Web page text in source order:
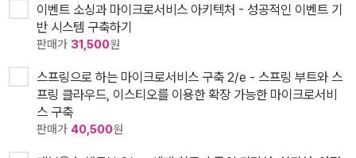
이벤트 소싱과 마이크로서비스 아키텍처 - 성공적인 이벤트 기
반 시스템 구축하기
판매가 31,500원
스프링으로 하는 마이크로서비스 구축 2/e - 스프링 부트와 스
프링 클라우드, 이스티오를 이용한 확장 가능한 마이크로서비
스 구축
판매가 40,500원